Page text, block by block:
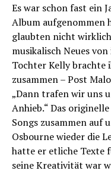
Es war schon fast ein
Album aufgenommen
glaubten nicht
musikalisch Neues
Tochter Kelly brachte
zusammen – Post
„Dann trafen wir uns
Anhieb.“ Das
Songs zusammen auf
Osbourne wieder die
hatte er etliche Texte
seine Kreativität war